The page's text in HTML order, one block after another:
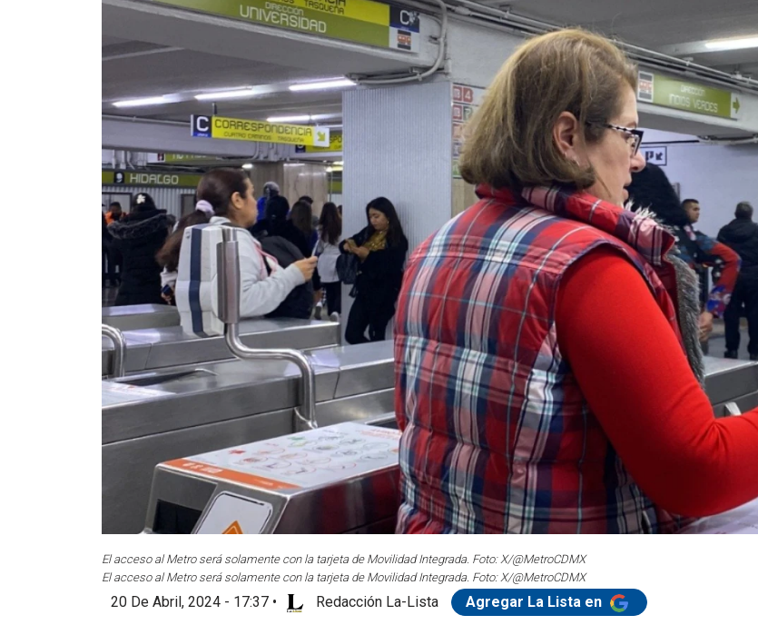
El acceso al Metro será solamente con la tarjeta de Movilidad Integrada. Foto: X/@MetroCDMX
El acceso al Metro será solamente con la tarjeta de Movilidad Integrada. Foto: X/@MetroCDMX
20 De Abril, 2024 - 17:37 • Redacción La-Lista Agregar La Lista en